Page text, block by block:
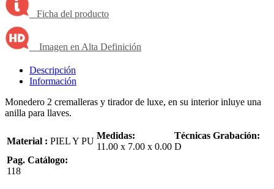
Ficha del producto
Imagen en Alta Definición
Descripción
Información
Monedero 2 cremalleras y tirador de luxe, en su interior inluye una
anilla para llaves.
Material : PIEL Y PU
Medidas:
11.00 x 7.00 x 0.00
Técnicas Grabación:
D
Pag. Catálogo:
118